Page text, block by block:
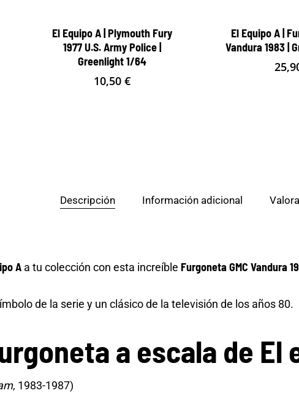
El Equipo A | Plymouth Fury
1977 U.S. Army Police |
Greenlight 1/64
10,50€
El Equipo A |
Vandura 1983 |
Descripción Información adicional
A a tu colección con esta increíble Furgoneta GMC Vandura
de la serie y un clásico de la televisión de los años 80.
a escala de El
, 1983-1987)